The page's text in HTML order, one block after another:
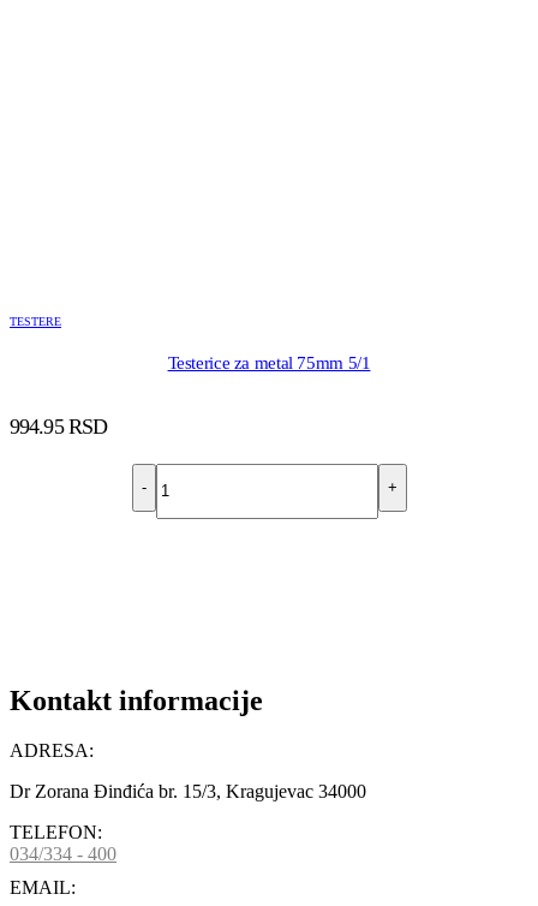
TESTERE
Testerice za metal 75mm 5/1
994.95RSD
- +
Kontakt informacije
ADRESA:
Dr Zorana Đinđića br. 15/3, Kragujevac 34000
TELEFON:
034/334 - 400
EMAIL: